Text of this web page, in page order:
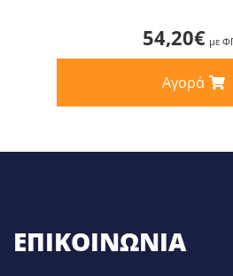
54,20€ με
Αγορά
ΕΠΙΚΟΙΝΩΝΊΑ